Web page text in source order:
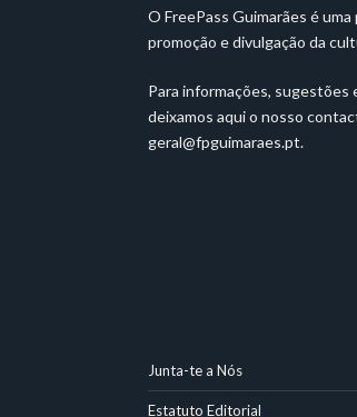
O FreePass Guimarães é
promoção e divulgação da
Para informações, sugestões
deixamos aqui o nosso
geral@fpguimaraes.pt.
Junta-te a Nós
Estatuto Editorial